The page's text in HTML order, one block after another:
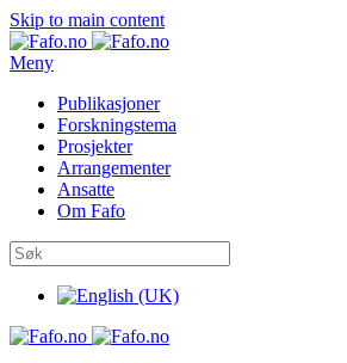
Skip to main content
Meny
Publikasjoner
Forskningstema
Prosjekter
Arrangementer
Ansatte
Om Fafo